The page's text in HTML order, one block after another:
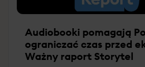
Audiobooki pomagają
ograniczać czas przed
Ważny raport Storytel